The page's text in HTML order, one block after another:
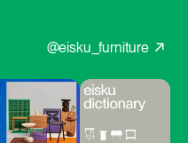
@eisku_furniture